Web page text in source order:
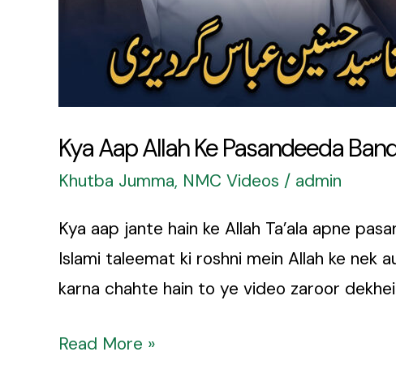
Kya Aap Allah Ke Pasandeeda
Khutba Jumma, NMC Videos / admin
Kya aap jante hain ke Allah Ta’ala apne
Islami taleemat ki roshni mein Allah ke nek
karna chahte hain to ye video zaroor
Zaroor
Janain
Read More »